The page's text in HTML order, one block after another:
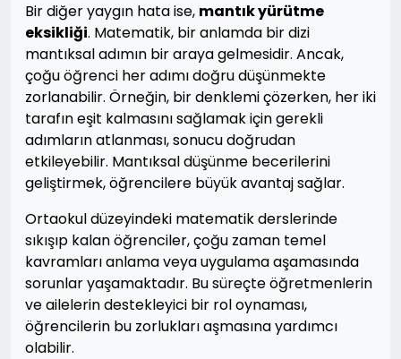
Bir diğer yaygın hata ise, mantık yürütme
eksikliği. Matematik, bir anlamda bir dizi
mantıksal adımın bir araya gelmesidir. Ancak,
çoğu öğrenci her adımı doğru düşünmekte
zorlanabilir. Örneğin, bir denklemi çözerken, her iki
tarafın eşit kalmasını sağlamak için gerekli
adımların atlanması, sonucu doğrudan
etkileyebilir. Mantıksal düşünme becerilerini
geliştirmek, öğrencilere büyük avantaj sağlar.
Ortaokul düzeyindeki matematik derslerinde
sıkışıp kalan öğrenciler, çoğu zaman temel
kavramları anlama veya uygulama aşamasında
sorunlar yaşamaktadır. Bu süreçte öğretmenlerin
ve ailelerin destekleyici bir rol oynaması,
öğrencilerin bu zorlukları aşmasına yardımcı
olabilir.